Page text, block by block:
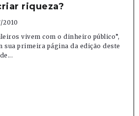
riqueza?
2010
vivem com o dinheiro público”,
sua primeira página da edição deste